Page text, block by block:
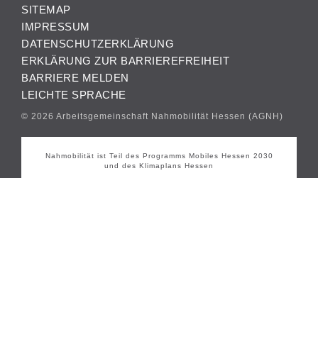
SITEMAP
IMPRESSUM
DATENSCHUTZERKLÄRUNG
ERKLÄRUNG ZUR BARRIEREFREIHEIT
BARRIERE MELDEN
LEICHTE SPRACHE
© 2026 Arbeitsgemeinschaft Nahmobilität Hessen (AGNH)
Nahmobilität ist Teil des Programms Mobiles Hessen 2030
und des Klimaplans Hessen